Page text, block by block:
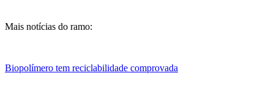
Mais notícias do ramo:
Biopolímero tem reciclabilidade comprovada